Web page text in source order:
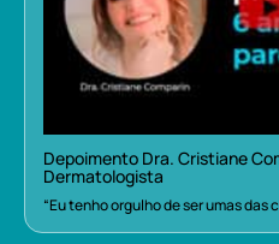
Depoimento Dra. Cristiane
Dermatologista
“Eu tenho orgulho de ser umas